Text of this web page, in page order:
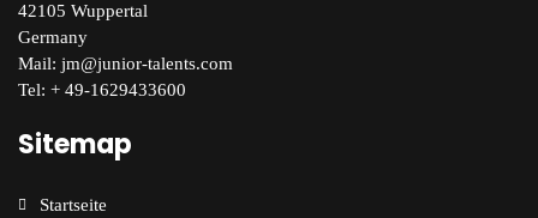
42105 Wuppertal
Germany
Mail: jm@junior-talents.com
Tel: + 49-1629433600
Sitemap
Startseite